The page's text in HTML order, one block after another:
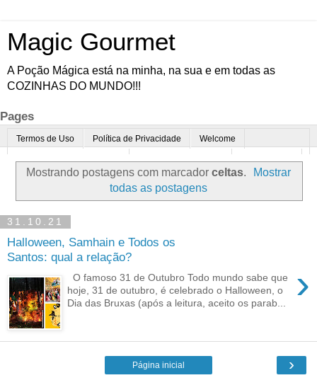
Magic Gourmet
A Poção Mágica está na minha, na sua e em todas as
COZINHAS DO MUNDO!!!
Pages
Termos de Uso Política de Privacidade Welcome
Enoturismo Minha Cozinha Dicas da vovó Mais
Parcerias Contato
Mostrando postagens com marcador celtas.
Mostrar
todas as postagens
31.10.21
Halloween, Samhain e Todos os
Santos: qual a relação?
›
O famoso 31 de Outubro Todo mundo sabe que
hoje, 31 de outubro, é celebrado o Halloween, o
Dia das Bruxas (após a leitura, aceito os parab...
›
Página inicial